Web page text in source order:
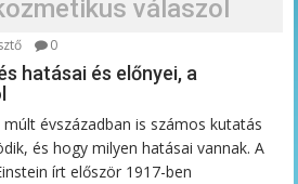
válaszol
0
hatásai és előnyei, a
évszázadban is számos kutatás
és hogy milyen hatásai vannak. A
írt először 1917-ben